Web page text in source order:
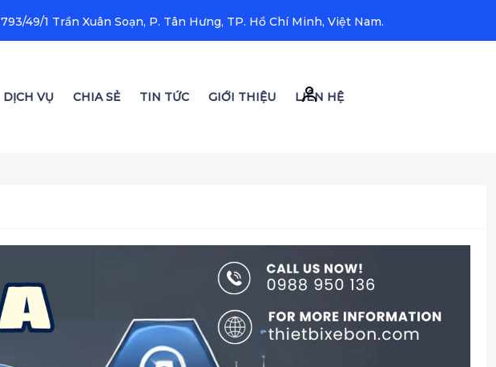
793/49/1 Trần Xuân Soạn, P. Tân Hưng, TP. Hồ Chí Minh, Việt Nam.
DỊCH VỤ CHIA SẺ TIN TỨC GIỚI THIỆU LIÊN HỆ